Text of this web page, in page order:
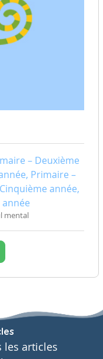
– Deuxième
Primaire –
année,
mental
les articles